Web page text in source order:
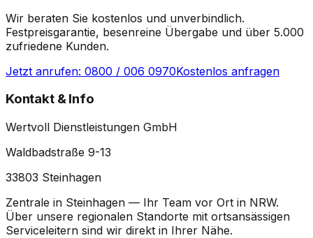
Wir beraten Sie kostenlos und unverbindlich.
Festpreisgarantie, besenreine Übergabe und über 5.000
zufriedene Kunden.
Jetzt anrufen: 0800 / 006 0970Kostenlos anfragen
Kontakt & Info
Wertvoll Dienstleistungen GmbH
Waldbadstraße 9-13
33803 Steinhagen
Zentrale in Steinhagen — Ihr Team vor Ort in NRW.
Über unsere regionalen Standorte mit ortsansässigen
Serviceleitern sind wir direkt in Ihrer Nähe.